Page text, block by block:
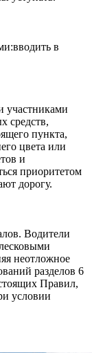
в
участниками
средств,
пункта,
цвета или
и
приоритетом
дорогу.
Водители
неотложное
разделов 6
Правил,
условии